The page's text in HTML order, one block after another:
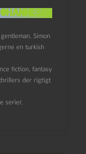
Simon
en turkish
fiction, fantasy
der rigtigt
serier.